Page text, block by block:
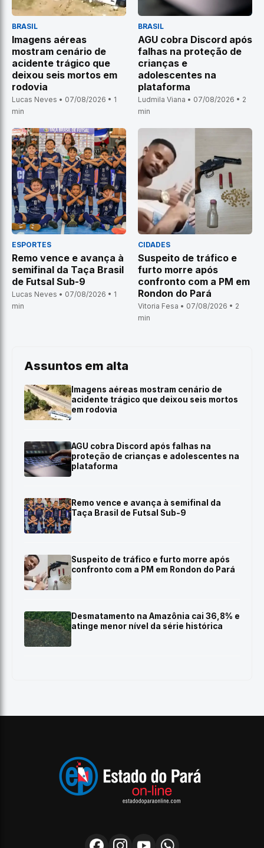
BRASIL
Imagens aéreas
mostram cenário de
acidente trágico que
deixou seis mortos em
rodovia
Lucas Neves • 07/08/2026 • 1
min
BRASIL
AGU cobra Discord após
falhas na proteção de
crianças e
adolescentes na
plataforma
Ludmila Viana • 07/08/2026 • 2
min
ESPORTES
Remo vence e avança à
semifinal da Taça Brasil
de Futsal Sub-9
Lucas Neves • 07/08/2026 • 1
min
CIDADES
Suspeito de tráfico e
furto morre após
confronto com a PM em
Rondon do Pará
Vitoria Fesa • 07/08/2026 • 2
min
Assuntos em alta
Imagens aéreas mostram cenário de
acidente trágico que deixou seis mortos
em rodovia
AGU cobra Discord após falhas na
proteção de crianças e adolescentes na
plataforma
Remo vence e avança à semifinal da
Taça Brasil de Futsal Sub-9
Suspeito de tráfico e furto morre após
confronto com a PM em Rondon do Pará
Desmatamento na Amazônia cai 36,8% e
atinge menor nível da série histórica